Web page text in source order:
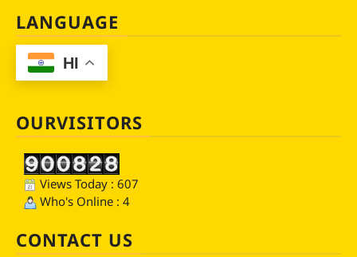
LANGUAGE
HI
OURVISITORS
Views Today : 607
Who's Online : 4
CONTACT US